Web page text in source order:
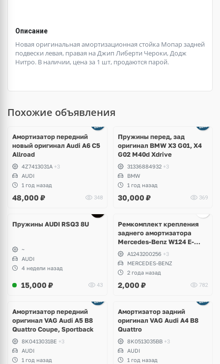
Описание
Новая оригинальная амортизационная стойка Мопар задней
подвески левая, правая на Джип Либерти Чероки, Додж
Нитро. В наличии, цена за 1 шт, продаются парой.
Похожие объявления
Амортизатор передний
новый оригинал Audi A6 C5
Allroad
4Z7413031A +3
AUDI
1 год назад
48,000 ₽ 348
Пружины перед, зад
оригинал BMW X3 G01, X4
G02 M40d Xdrive
31336884932 +3
BMW
1 год назад
30,000 ₽ 369
Пружины AUDI RSQ3 8U
~
AUDI
4 недели назад
15,000 ₽ 43
Ремкомплект крепления
заднего амортизатора
Mercedes-Benz W124 E-
Klass, W201 190, W129 SL
A1243200256 +3
MERCEDES-BENZ
2 года назад
2,000 ₽ 782
Амортизатор передний
оригинал VAG Audi A5 B8
Quattro Coupe, Sportback
8K0413031BE +3
AUDI
1 год назад
Амортизатор задний
оригинал VAG Audi A4 B8
Quattro
8K0513035BB +3
AUDI
1 год назад